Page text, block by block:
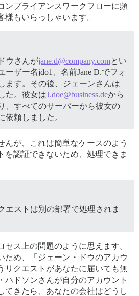
ンプライアンスワークフローに頻
もいらっしゃいます。
ウさんがjane.d@company.comとい
ーザー名jdo1、名前Jane D.でフォ
ます。その後、ジェーンさんは
た。彼女はJ.doe@business.deから
、すべてのサーバーから彼女の
依頼しました。
んが、これは簡単なケースのよう
を認証できないため、処理できま
エストは別の部署で処理されま
セス上の問題のように思えます。
ため、「ジェーン・ドウのアカウ
リクエストがあなたに届いても無
ハドソンさんが自分のアカウント
てきたら、あなたの会社はどうし